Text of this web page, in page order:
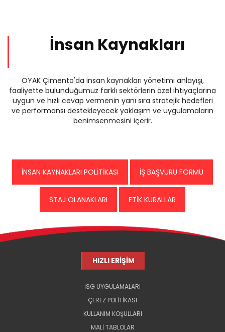
İnsan Kaynakları
OYAK Çimento'da insan kaynakları yönetimi anlayışı,
faaliyette bulunduğumuz farklı sektörlerin özel ihtiyaçlarına
uygun ve hızlı cevap vermenin yanı sıra stratejik hedefleri
ve performansı destekleyecek yaklaşım ve uygulamaların
benimsenmesini içerir.
İNSAN KAYNAKLARI POLİTİKASI İŞ BAŞVURU FORMU
STAJ OLANAKLARI ETİK KURALLAR
HIZLI ERİŞİM
İSG UYGULAMALARI
ÇEREZ POLİTİKASI
KULLANIM KOŞULLARI
MALİ TABLOLAR